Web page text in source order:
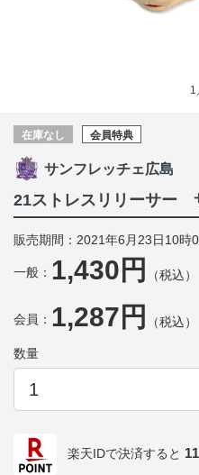
1
在庫なし 会員特典
サンフレッチェ広島
21ストレスリリーサー
販売期間：2021年6月23日10時
一般： 1,430円 （税込）
会員： 1,287円 （税込）
数量
楽天IDで決済すると